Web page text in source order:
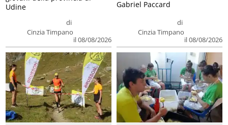
di
Cinzia Timpano
il 08/08/2026
Udine
di
Cinzia Timpano
il 08/08/2026
Gabriel Paccard